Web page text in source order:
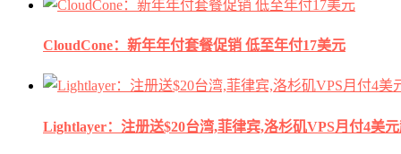
CloudCone：新年年付套餐促销 低至年付17美元
Lightlayer：注册送$20台湾,菲律宾,洛杉矶VPS月付4美